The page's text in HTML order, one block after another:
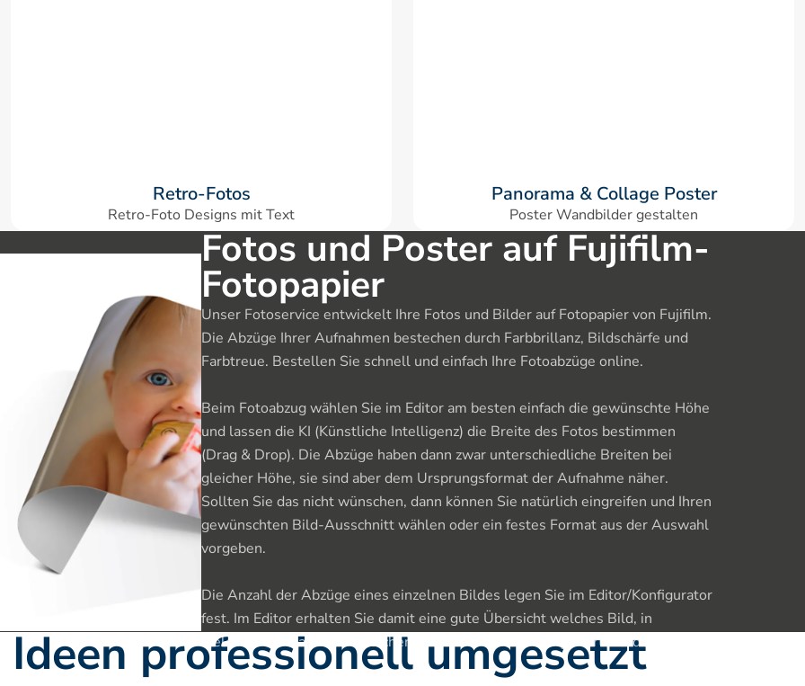
Retro-Fotos
Retro-Foto Designs mit Text
Panorama & Collage Poster
Poster Wandbilder gestalten
Fotos und Poster auf Fujifilm-
Fotopapier
Unser Fotoservice entwickelt Ihre Fotos und Bilder auf Fotopapier von Fujifilm.
Die Abzüge Ihrer Aufnahmen bestechen durch Farbbrillanz, Bildschärfe und
Farbtreue. Bestellen Sie schnell und einfach Ihre Fotoabzüge online.
Beim Fotoabzug wählen Sie im Editor am besten einfach die gewünschte Höhe
und lassen die KI (Künstliche Intelligenz) die Breite des Fotos bestimmen
(Drag & Drop). Die Abzüge haben dann zwar unterschiedliche Breiten bei
gleicher Höhe, sie sind aber dem Ursprungsformat der Aufnahme näher.
Sollten Sie das nicht wünschen, dann können Sie natürlich eingreifen und Ihren
gewünschten Bild-Ausschnitt wählen oder ein festes Format aus der Auswahl
vorgeben.
Die Anzahl der Abzüge eines einzelnen Bildes legen Sie im Editor/Konfigurator
fest. Im Editor erhalten Sie damit eine gute Übersicht welches Bild, in
welchem Format und in welcher Anzahl von Ihnen konfiguriert wurde.
professionell umgesetzt